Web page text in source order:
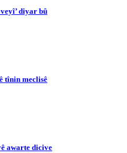
diyar bû
tînin meclisê
awarte dicive